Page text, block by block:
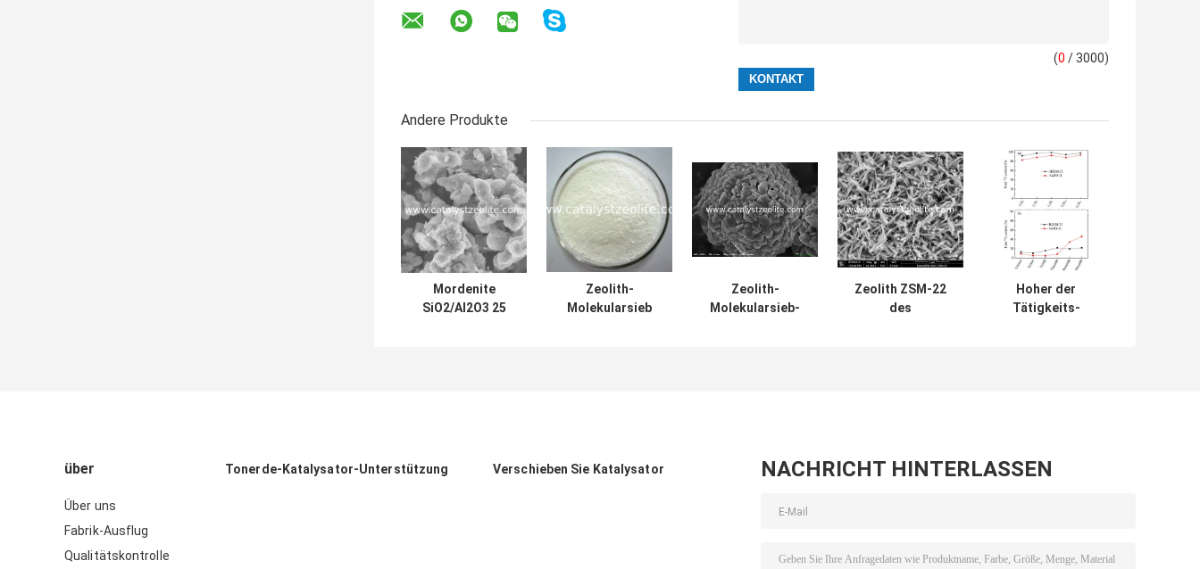
(0 / 3000)
Andere Produkte
Mordenite
SiO2/Al2O3 25
Zeolith-
Molekularsieb
Zeolith-
Molekularsieb-
Zeolith ZSM-22
des
Hoher der
Tätigkeits-
über
Über uns
Fabrik-Ausflug
Qualitätskontrolle
Tonerde-Katalysator-Unterstützung Verschieben Sie Katalysator NACHRICHT HINTERLASSEN